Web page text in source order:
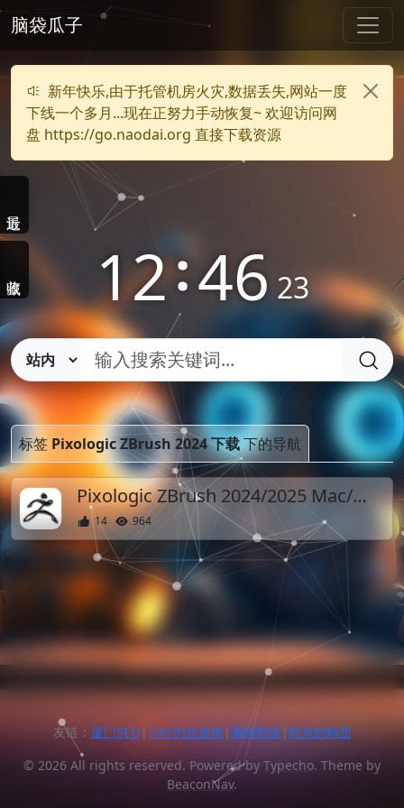
脑袋瓜子
新年快乐,由于托管机房火灾,数据丢失,网站一度
下线一个多月...现在正努力手动恢复~ 欢迎访问网
盘 https://go.naodai.org 直接下载资源
12:46 23
标签 Pixologic ZBrush 2024 下载下的导航
Pixologic ZBrush 2024/2025 Mac/Win开心激活 中文英文版 雕塑软件
14 964
友链： 厦门SEO |小叶的自留地|懒得勤快| 虾米的蜗居
© 2026 All rights reserved. Powered by Typecho. Theme by
BeaconNav.